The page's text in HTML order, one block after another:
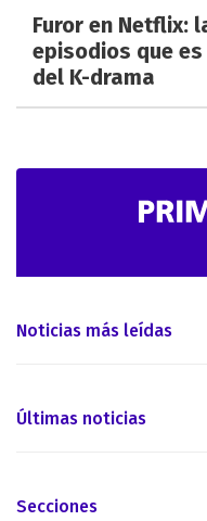
Furor en Netflix:
episodios que
del K-drama
Noticias más leídas
Últimas noticias
Secciones